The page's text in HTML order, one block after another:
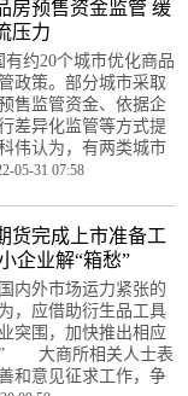
房预售资金监管 缓
压力
有约20个城市优化商品
政策。部分城市采取
售监管资金、依据企
差异化监管等方式提
伟认为，有两类城市
05-31 07:58
货完成上市准备工
企业解“箱愁”
内外市场运力紧张的
，应借助衍生品工具
突围，加快推出相应
” 大商所相关人士表
和意见征求工作，争